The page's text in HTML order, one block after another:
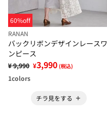
60%off
RANAN
バックリボンデザインレースワ
ンピース
¥ 9,990 ¥3,990 (税込)
1colors
チラ見をする